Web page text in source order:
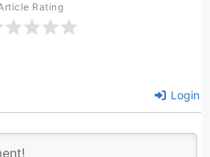
Rating
Login